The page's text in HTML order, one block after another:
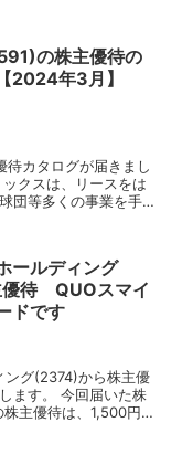
の株主優待の
2024年3月】
カタログが届きまし
クスは、リースをは
団等多くの事業を手掛
ールディング
待 QUOスマイ
ドです
ング(2374)から株主優
ます。 今回届いた株
主優待は、1,500円分